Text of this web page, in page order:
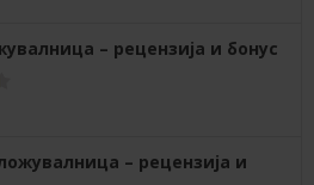
– рецензија и бонус
– рецензија и